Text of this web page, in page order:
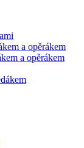
a opěrákem
a opěrákem